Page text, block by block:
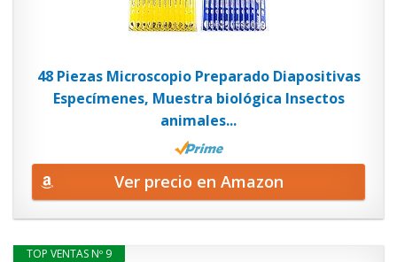
48 Piezas Microscopio Preparado Diapositivas
Especímenes, Muestra biológica Insectos
animales...
Ver precio en Amazon
TOP VENTAS Nº 9